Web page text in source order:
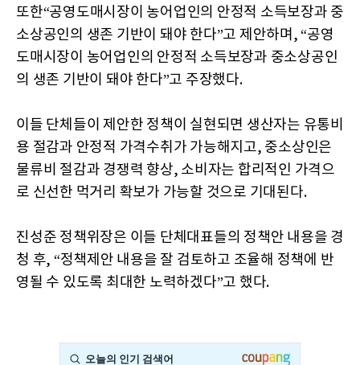
또한“공영도매시장이 농어업인의 안정적 소득보장과 중
소상공인의 생존 기반이 돼야 한다”고 제안하며, “공영
도매시장이 농어업인의 안정적 소득보장과 중소상공인
의 생존 기반이 돼야 한다”고 주장했다.
이들 단체들이 제안한 정책이 실현되면 생산자는 유통비
용 절감과 안정적 가격수취가 가능해지고, 중소상인은
물류비 절감과 경쟁력 향상, 소비자는 합리적인 가격으
로 신선한 먹거리 확보가 가능할 것으로 기대된다.
진성준 정책위장은 이들 단체대표들의 정책안 내용을 경
청 후, “정책제안 내용을 잘 검토하고 조율해 정책에 반
영될 수 있도록 최대한 노력하겠다”고 했다.